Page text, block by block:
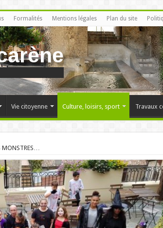
Formalités Mentions légales Plan du site
Vie citoyenne Culture, loisirs, sport Travaux
MONSTRES…